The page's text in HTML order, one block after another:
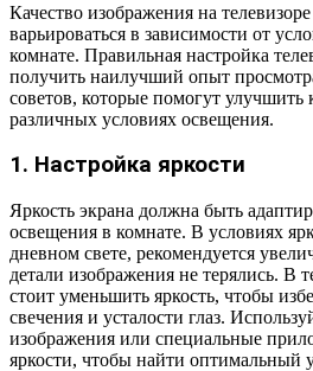
Качество изображения на
варьироваться в зависимости от
комнате. Правильная настройка
получить наилучший опыт
советов, которые помогут улучшить
различных условиях освещения.
1. Настройка яркости
Яркость экрана должна быть
освещения в комнате. В условиях
дневном свете, рекомендуется
детали изображения не терялись. В
стоит уменьшить яркость, чтобы
свечения и усталости глаз.
изображения или специальные
яркости, чтобы найти оптимальный